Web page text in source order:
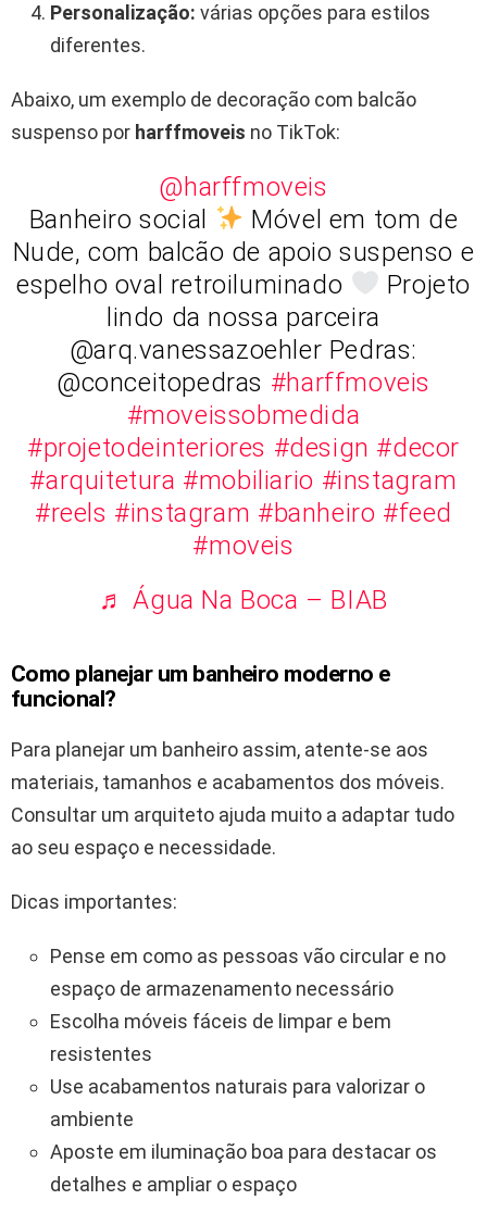
Personalização: várias opções para estilos
diferentes.
Abaixo, um exemplo de decoração com balcão
suspenso por harffmoveis no TikTok:
@harffmoveis
Banheiro social
Móvel em tom de
Nude, com balcão de apoio suspenso e
espelho oval retroiluminado
Projeto
lindo da nossa parceira
@arq.vanessazoehler Pedras:
@conceitopedras #harffmoveis
#moveissobmedida
#projetodeinteriores #design #decor
#arquitetura #mobiliario #instagram
#reels #instagram #banheiro #feed
#moveis
♬ Água Na Boca – BIAB
Como planejar um banheiro moderno e
funcional?
Para planejar um banheiro assim, atente-se aos
materiais, tamanhos e acabamentos dos móveis.
Consultar um arquiteto ajuda muito a adaptar tudo
ao seu espaço e necessidade.
Dicas importantes:
Pense em como as pessoas vão circular e no
espaço de armazenamento necessário
Escolha móveis fáceis de limpar e bem
resistentes
Use acabamentos naturais para valorizar o
ambiente
Aposte em iluminação boa para destacar os
detalhes e ampliar o espaço